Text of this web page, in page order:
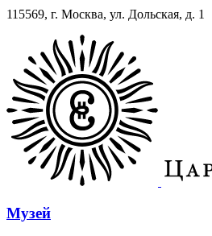
115569, г. Москва, ул. Дольская, д. 1
Музей